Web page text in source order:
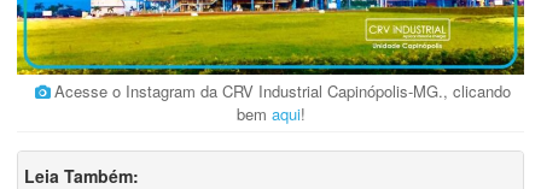
Acesse o Instagram da CRV Industrial Capinópolis-MG., clicando
bem aqui!
Leia Também: